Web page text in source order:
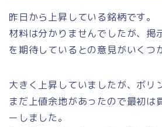
昨日から上昇している銘柄です。
材料は分かりませんでしたが、
を期待しているとの意見がいくつ
大きく上昇していましたが、ボリ
まだ上値余地があったので最初は
ーしました。